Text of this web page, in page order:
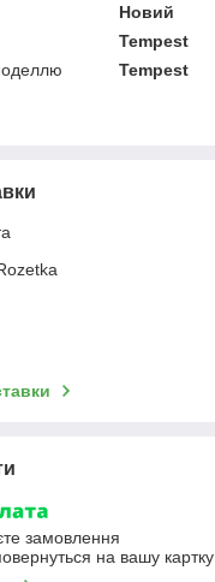
Новий
Tempest
Tempest
замовлення
на вашу картку